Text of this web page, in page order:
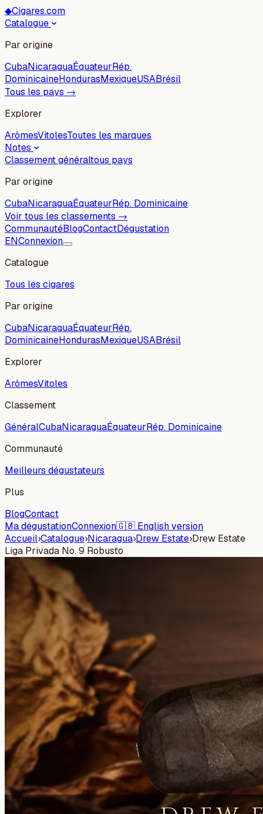
◆Cigares.com
Catalogue
Par origine
CubaNicaraguaÉquateurRép.
DominicaineHondurasMexiqueUSABrésil
Tous les pays →
Explorer
ArômesVitolesToutes les marques
Notes
Classement généraltous pays
Par origine
CubaNicaraguaÉquateurRép. Dominicaine
Voir tous les classements →
CommunautéBlogContactDégustation
ENConnexion
Catalogue
Tous les cigares
Par origine
CubaNicaraguaÉquateurRép.
DominicaineHondurasMexiqueUSABrésil
Explorer
ArômesVitoles
Classement
GénéralCubaNicaraguaÉquateurRép. Dominicaine
Communauté
Meilleurs dégustateurs
Plus
BlogContact
Ma dégustationConnexion🇬🇧 English version
Accueil›Catalogue›Nicaragua›Drew Estate›Drew Estate
Liga Privada No. 9 Robusto